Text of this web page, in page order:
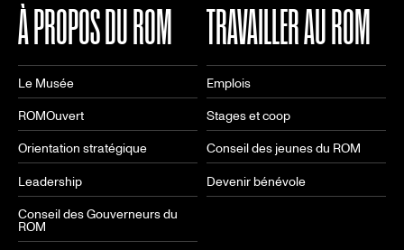
À PROPOS DU ROM
Le Musée
ROMOuvert
Orientation stratégique
Leadership
Conseil des Gouverneurs du
ROM
TRAVAILLER AU ROM
Emplois
Stages et coop
Conseil des jeunes du ROM
Devenir bénévole